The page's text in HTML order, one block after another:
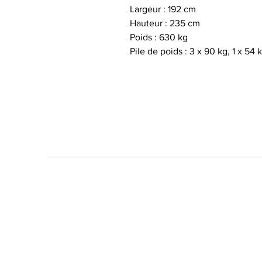
Largeur : 192 cm
Hauteur : 235 cm
Poids : 630 kg
Pile de poids : 3 x 90 kg, 1 x 54